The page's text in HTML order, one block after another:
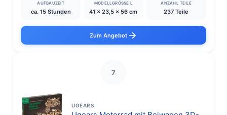
AUFBAUZEIT
ca. 15 Stunden
MODELLGRÖSSE L
‎41 x 23,5 x 56 cm
ANZAHL TEILE
237 Teile
Zum Angebot
7
UGEARS